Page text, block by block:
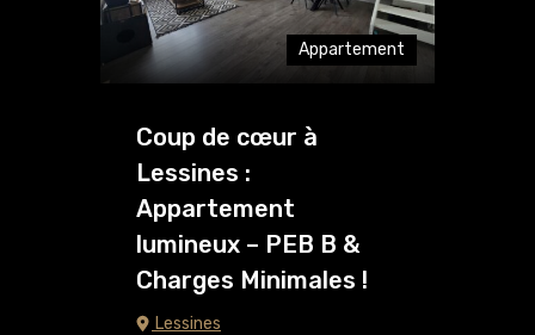
Appartement
Coup de cœur à
Lessines :
Appartement
lumineux – PEB B &
Charges Minimales !
Lessines